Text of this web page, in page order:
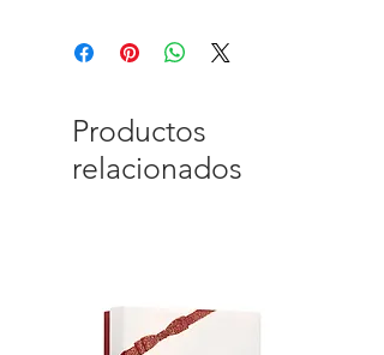
Productos
relacionados